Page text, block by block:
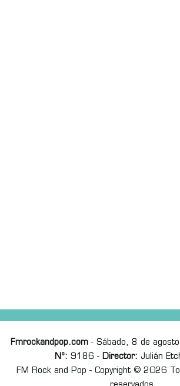
Fmrockandpop.com- Sábado, 8 de
Nº: 9186 - Director: Julián
FM Rock and Pop - Copyright © 2026